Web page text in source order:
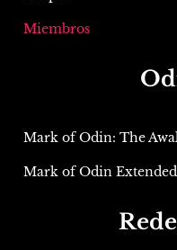
Miembros
Mark of Odin: The
Mark of Odin